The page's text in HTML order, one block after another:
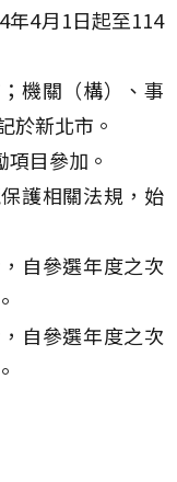
年4月1日起至114
機關（構）、事
於新北市。
目參加。
護相關法規，始
自參選年度之次
自參選年度之次